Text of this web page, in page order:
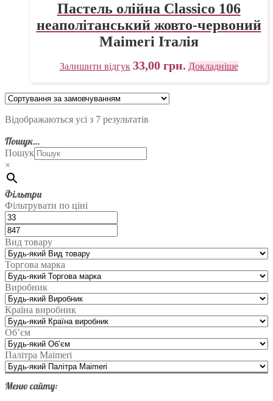
Пастель олійна Classico 106
неаполітанський жовто-червоний
Maimeri Італія
Залишити відгук 33,00 грн. Докладніше
Відображаються усі з 7 результатів
Пошук…
Пошук
×
Фільтри
Фільтрувати по ціні
Вид товару
Торгова марка
Виробник
Країна виробник
Об’єм
Палітра Maimeri
Меню сайту: